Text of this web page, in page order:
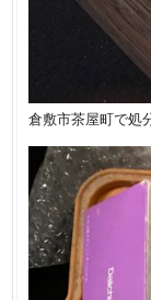
倉敷市茶屋町で処